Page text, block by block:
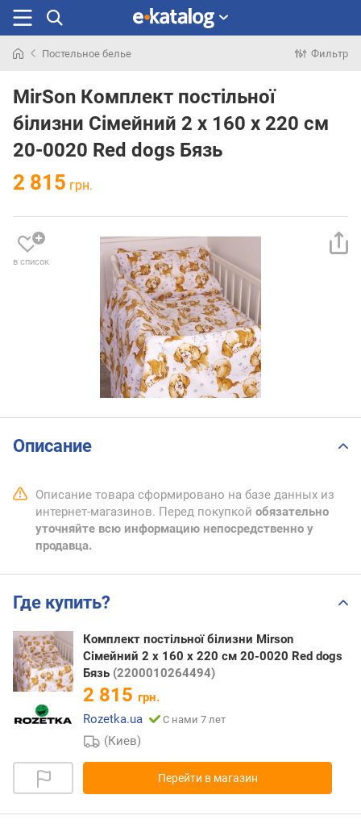
раньше
Постельное белье Фильтр
MirSon Комплект постільної
білизни Сімейний 2 x 160 x 220 см
20-0020 Red dogs Бязь
2 815 грн.
в список
Описание
Описание товара сформировано на базе данных из
интернет-магазинов. Перед покупкой обязательно
уточняйте всю информацию непосредственно у
продавца.
Где купить?
Комплект постільної білизни Mirson
Сімейний 2 x 160 x 220 см 20-0020 Red dogs
Бязь (2200010264494)
2 815 грн.
Rozetka.ua
С нами 7 лет
(Киев)
Перейти в магазин